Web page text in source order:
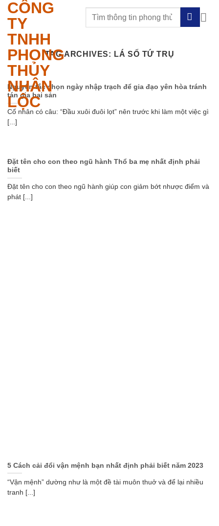
Skip
content
CÔNG
TY
TNHH
PHONG
THỦY
NHÂN
LỘC
TAG ARCHIVES: LÁ SỐ TỨ TRỤ
Nguyên tắc chọn ngày nhập trạch để gia đạo yên hòa tránh
tán gia bại sản
Cổ nhân có câu: “Đầu xuôi đuôi lọt” nên trước khi làm một việc gì
[...]
Đặt tên cho con theo ngũ hành Thổ ba mẹ nhất định phải
biết
Đặt tên cho con theo ngũ hành giúp con giảm bớt nhược điểm và
phát [...]
5 Cách cải đổi vận mệnh bạn nhất định phải biết năm 2023
“Vận mệnh” dường như là một đề tài muôn thuở và để lại nhiều
tranh [...]